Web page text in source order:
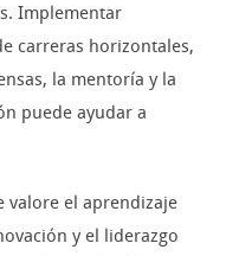
Implementar
carreras horizontales,
la mentoría y la
puede ayudar a
valore el aprendizaje
y el liderazgo